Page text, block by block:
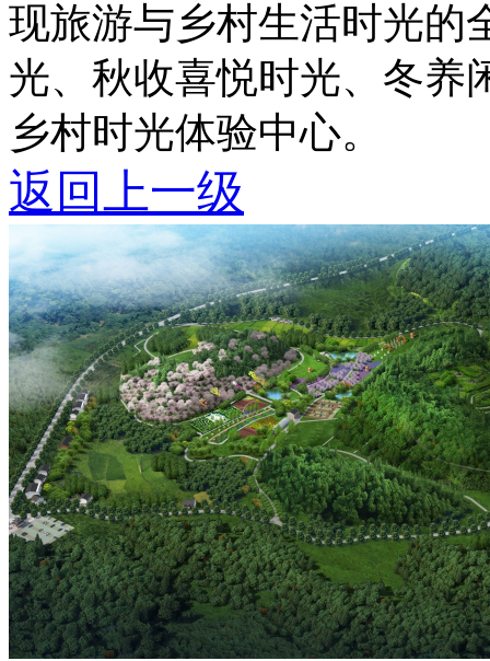
现旅游与乡村生活时光的
光、秋收喜悦时光、冬养
乡村时光体验中心。
返回上一级